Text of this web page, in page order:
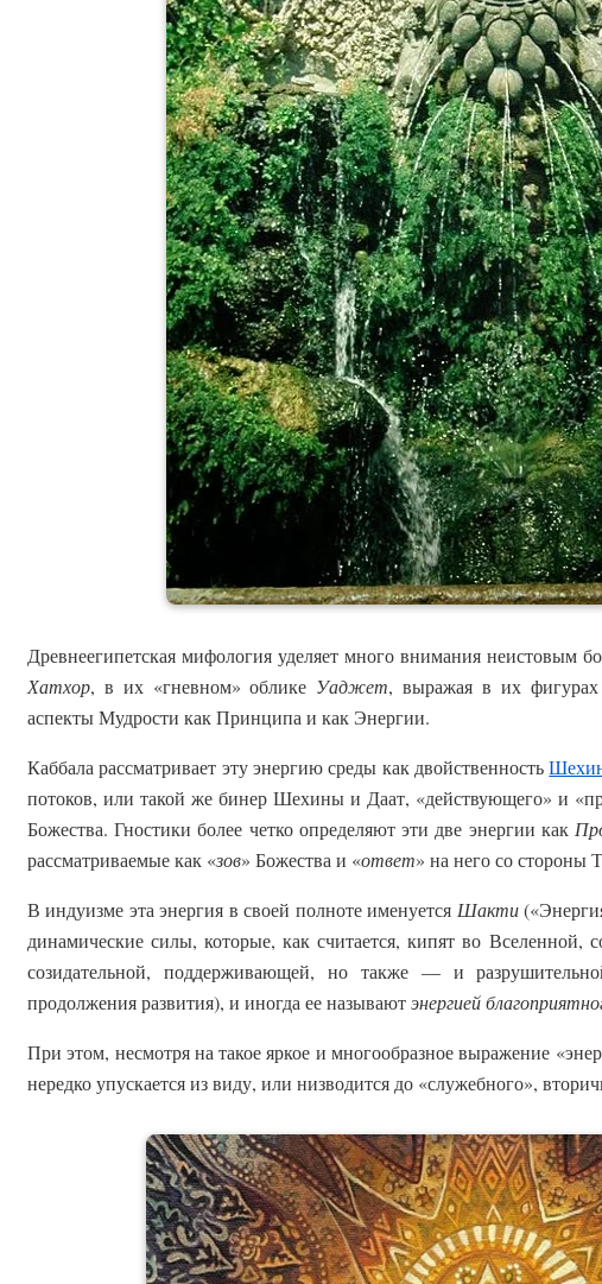
Древнеегипетская мифология уделяет много внимания неистовым
Хатхор, в их «гневном» облике Уаджет, выражая в их
аспекты Мудрости как Принципа и как Энергии.
Каббала рассматривает эту энергию среды как двойственность
потоков, или такой же бинер Шехины и Даат, «действующего» и
Божества. Гностики более четко определяют эти две энергии как
рассматриваемые как «зов» Божества и «ответ» на него со стороны
В индуизме эта энергия в своей полноте именуется Шакти
динамические силы, которые, как считается, кипят во Вселенной,
созидательной, поддерживающей, но также — и
продолжения развития), и иногда ее называютэнергией
При этом, несмотря на такое яркое и многообразное выражение
нередко упускается из виду, или низводится до «служебного»,